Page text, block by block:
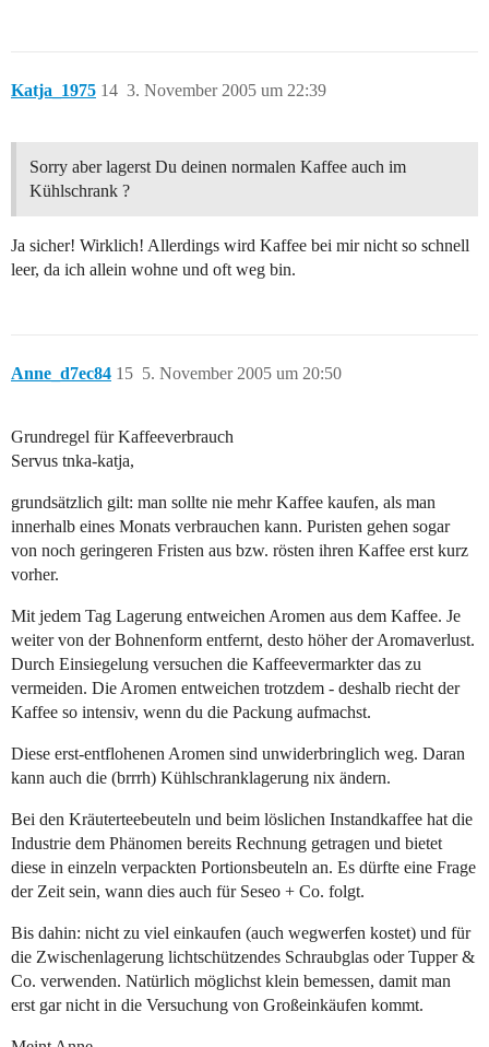
Katja_1975 3. November 2005 um 22:39
14
Sorry aber lagerst Du deinen normalen Kaffee auch im
Kühlschrank ?
Ja sicher! Wirklich! Allerdings wird Kaffee bei mir nicht so schnell
leer, da ich allein wohne und oft weg bin.
Anne_d7ec84 5. November 2005 um 20:50
15
Grundregel für Kaffeeverbrauch
Servus tnka-katja,
grundsätzlich gilt: man sollte nie mehr Kaffee kaufen, als man
innerhalb eines Monats verbrauchen kann. Puristen gehen sogar
von noch geringeren Fristen aus bzw. rösten ihren Kaffee erst kurz
vorher.
Mit jedem Tag Lagerung entweichen Aromen aus dem Kaffee. Je
weiter von der Bohnenform entfernt, desto höher der Aromaverlust.
Durch Einsiegelung versuchen die Kaffeevermarkter das zu
vermeiden. Die Aromen entweichen trotzdem - deshalb riecht der
Kaffee so intensiv, wenn du die Packung aufmachst.
Diese erst-entflohenen Aromen sind unwiderbringlich weg. Daran
kann auch die (brrrh) Kühlschranklagerung nix ändern.
Bei den Kräuterteebeuteln und beim löslichen Instandkaffee hat die
Industrie dem Phänomen bereits Rechnung getragen und bietet
diese in einzeln verpackten Portionsbeuteln an. Es dürfte eine Frage
der Zeit sein, wann dies auch für Seseo + Co. folgt.
Bis dahin: nicht zu viel einkaufen (auch wegwerfen kostet) und für
die Zwischenlagerung lichtschützendes Schraubglas oder Tupper &
Co. verwenden. Natürlich möglichst klein bemessen, damit man
erst gar nicht in die Versuchung von Großeinkäufen kommt.